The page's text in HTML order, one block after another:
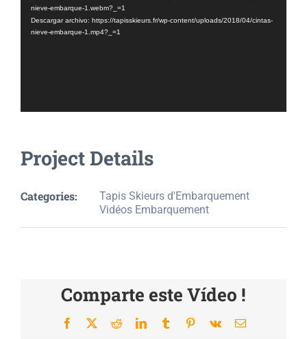
vídeo
nieve-embarque-1.webm?_=1
Descargar archivo: https://tapisskieurs.fr/wp-content/uploads/2018/04/cintas-
nieve-embarque-1.mp4?_=1
Project Details
Categories:
Tapis Skieurs d'Embarquement
Vidéos Embarquement
Comparte este Vídeo !
Facebook
X RedditLinkedInTumblrPinterest
Vk Email